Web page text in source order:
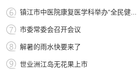
镇江市中医院康复医学科举办“全民健...
市委常委会召开会议
解暑的雨水快要来了
世业洲江岛无花果上市